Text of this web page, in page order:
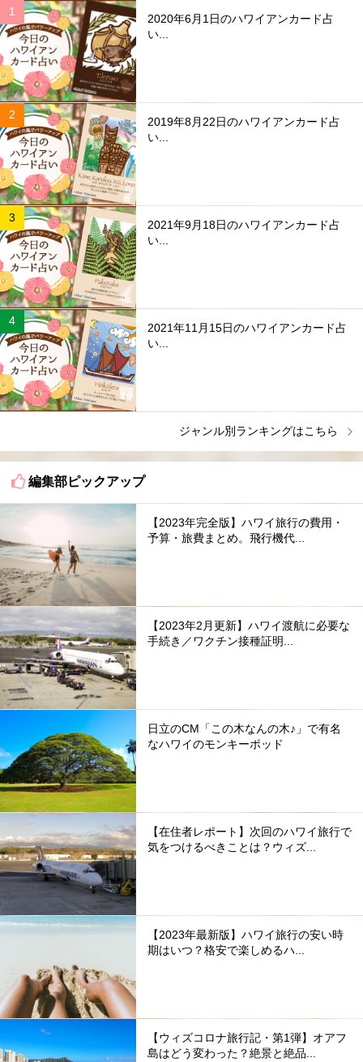
2020年6月1日のハワイアンカード占
い...
2019年8月22日のハワイアンカード占
い...
2021年9月18日のハワイアンカード占
い...
2021年11月15日のハワイアンカード占
い...
ジャンル別ランキングはこちら
編集部ピックアップ
【2023年完全版】ハワイ旅行の費用・
予算・旅費まとめ。飛行機代...
【2023年2月更新】ハワイ渡航に必要な
手続き／ワクチン接種証明...
日立のCM「この木なんの木♪」で有名
なハワイのモンキーポッド
【在住者レポート】次回のハワイ旅行で
気をつけるべきことは？ウィズ...
【2023年最新版】ハワイ旅行の安い時
期はいつ？格安で楽しめるハ...
【ウィズコロナ旅行記・第1弾】オアフ
島はどう変わった？絶景と絶品...